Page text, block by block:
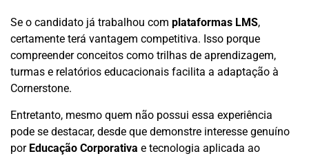
Se o candidato já trabalhou com plataformas LMS,
certamente terá vantagem competitiva. Isso porque
compreender conceitos como trilhas de aprendizagem,
turmas e relatórios educacionais facilita a adaptação à
Cornerstone.
Entretanto, mesmo quem não possui essa experiência
pode se destacar, desde que demonstre interesse genuíno
por Educação Corporativa e tecnologia aplicada ao